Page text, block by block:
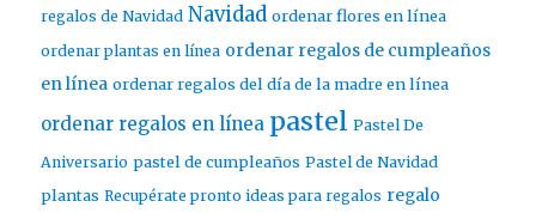
regalos de Navidad Navidad ordenar flores en línea
ordenar plantas en línea ordenar regalos de cumpleaños
en línea ordenar regalos del día de la madre en línea
ordenar regalos en línea pastel Pastel De
Aniversario pastel de cumpleaños Pastel de Navidad
plantas Recupérate pronto ideas para regalos regalo